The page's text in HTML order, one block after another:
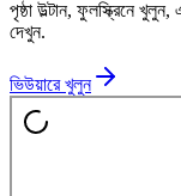
পৃষ্ঠা উল্টান, ফুলস্ক্রিনে
দেখুন.
ভিউয়ারে খুলুন